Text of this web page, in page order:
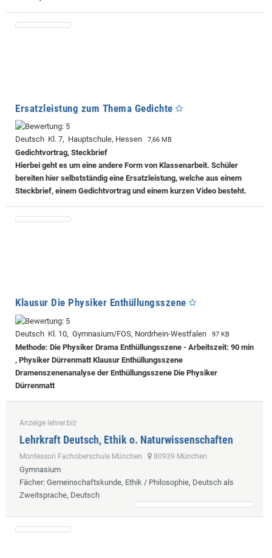
Ersatzleistung zum Thema Gedichte
Deutsch Kl. 7, Hauptschule, Hessen 7,66 MB
Gedichtvortrag, Steckbrief
Hierbei geht es um eine andere Form von Klassenarbeit. Schüler
bereiten hier selbstständig eine Ersatzleistung, welche aus einem
Steckbrief, einem Gedichtvortrag und einem kurzen Video besteht.
Klausur Die Physiker Enthüllungsszene
Deutsch Kl. 10, Gymnasium/FOS, Nordrhein-Westfalen 97 KB
Methode: Die Physiker Drama Enthüllungsszene - Arbeitszeit: 90 min
, Physiker Dürrenmatt Klausur Enthüllungsszene
Dramenszenenanalyse der Enthüllungsszene Die Physiker
Dürrenmatt
Anzeige lehrer.biz
Lehrkraft Deutsch, Ethik o. Naturwissenschaften
Montessori Fachoberschule München 80939 München
Gymnasium
Fächer: Gemeinschaftskunde, Ethik / Philosophie, Deutsch als
Zweitsprache, Deutsch